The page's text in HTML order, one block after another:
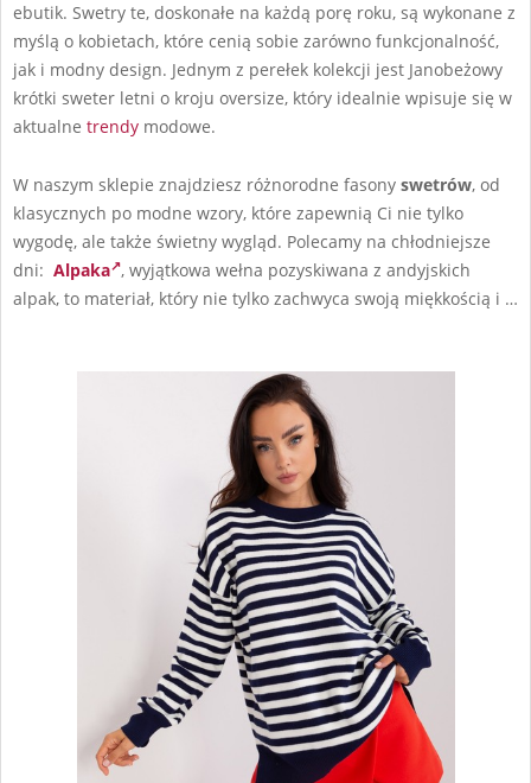
ebutik. Swetry te, doskonałe na każdą porę roku, są wykonane z
myślą o kobietach, które cenią sobie zarówno funkcjonalność,
jak i modny design. Jednym z perełek kolekcji jest Janobeżowy
krótki sweter letni o kroju oversize, który idealnie wpisuje się w
aktualne trendy modowe.
W naszym sklepie znajdziesz różnorodne fasony swetrów, od
klasycznych po modne wzory, które zapewnią Ci nie tylko
wygodę, ale także świetny wygląd. Polecamy na chłodniejsze
dni: Alpaka , wyjątkowa wełna pozyskiwana z andyjskich
alpak, to materiał, który nie tylko zachwyca swoją miękkością i …